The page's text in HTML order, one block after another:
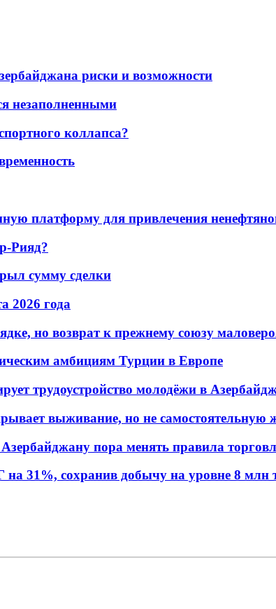
риски и возможности
незаполненными
коллапса?
платформу для привлечения
Рияд?
сумму сделки
2026 года
но возврат к прежнему союзу
амбициям Турции в Европе
трудоустройство молодёжи в
выживание, но не самостоятельную
пора менять правила
31%, сохранив добычу на уровне 8 млн